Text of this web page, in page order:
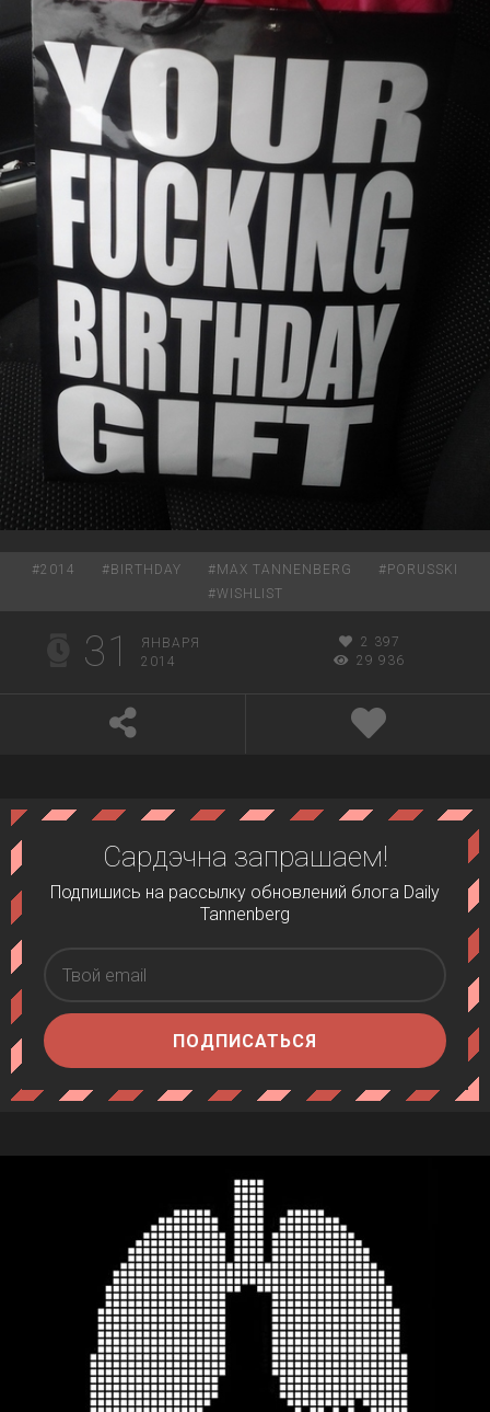
#2014 # BIRTHDAY # MAX TANNENBERG # PORUSSKI
#WISHLIST
31
ЯНВАРЯ
2014
2 397
29 936
Сардэчна запрашаем!
Подпишись на рассылку обновлений блога Daily
Tannenberg
ПОДПИСАТЬСЯ